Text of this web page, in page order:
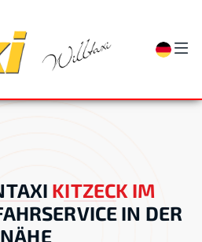
KITZECK IM
IN DER
NÄHE